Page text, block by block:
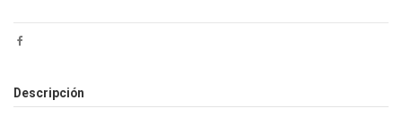
Descripción